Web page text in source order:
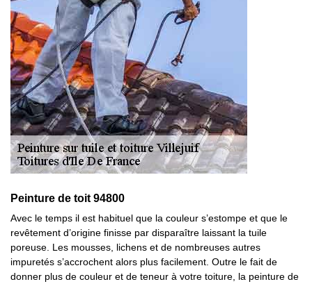
Peinture de toit 94800
Avec le temps il est habituel que la couleur s’estompe et que le
revêtement d’origine finisse par disparaître laissant la tuile
poreuse. Les mousses, lichens et de nombreuses autres
impuretés s’accrochent alors plus facilement. Outre le fait de
donner plus de couleur et de teneur à votre toiture, la peinture de